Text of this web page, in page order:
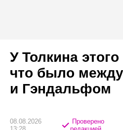
У Толкина
что было
и Гэндальфом
08.08.2026
Проверено